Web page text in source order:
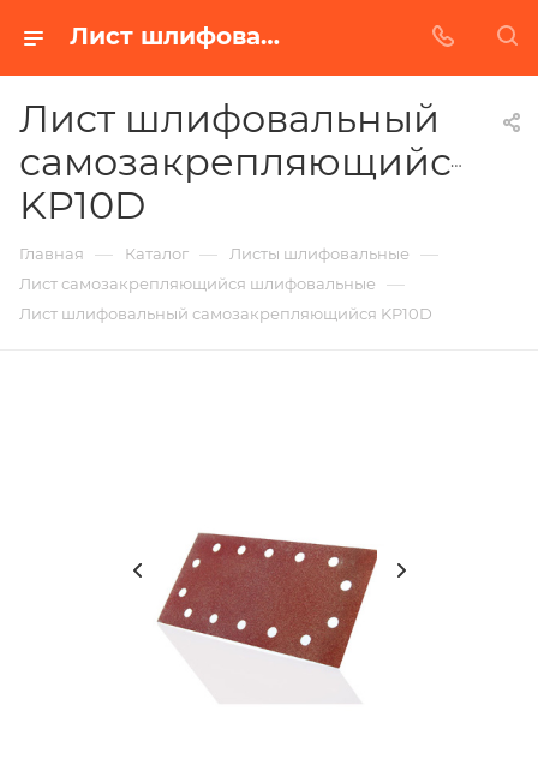
Лист шлифовальный самозакрепляющийся KP10D в Белгороде | Купить по недорогой цене от Абразивного Завода
Лист шлифовальный
самозакрепляющийся
KP10D
Главная — Каталог — Листы шлифовальные —
Лист самозакрепляющийся шлифовальные —
Лист шлифовальный самозакрепляющийся KP10D